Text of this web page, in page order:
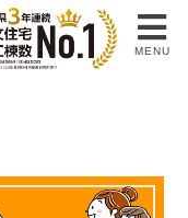
MENU
ーバーハウス